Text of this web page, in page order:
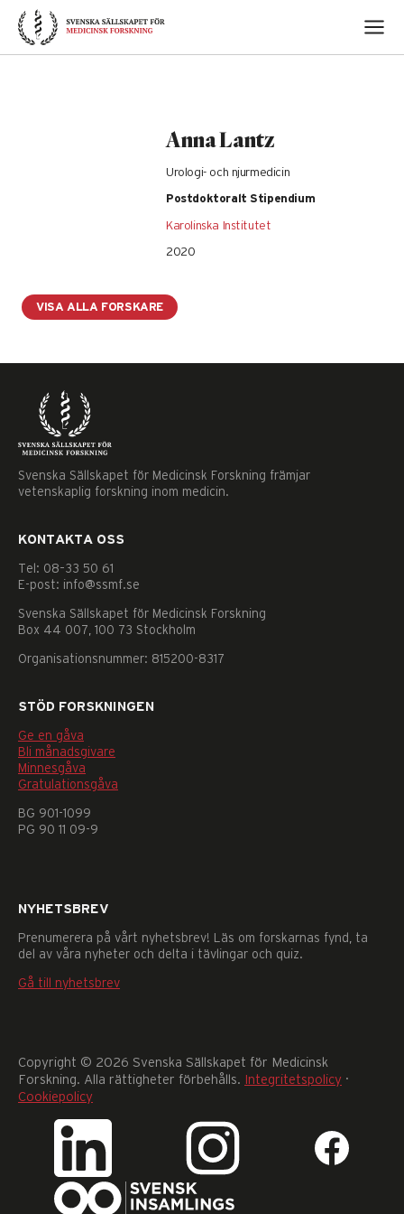
Skip
content
Anna Lantz
Urologi- och njurmedicin
Postdoktoralt Stipendium
Karolinska Institutet
2020
VISA ALLA FORSKARE
Svenska Sällskapet för Medicinsk Forskning främjar
vetenskaplig forskning inom medicin.
KONTAKTA OSS
Tel: 08–33 50 61
E-post: info@ssmf.se
Svenska Sällskapet för Medicinsk Forskning
Box 44 007, 100 73 Stockholm
Organisationsnummer: 815200-8317
STÖD FORSKNINGEN
Ge en gåva
Bli månadsgivare
Minnesgåva
Gratulationsgåva
BG 901-1099
PG 90 11 09-9
NYHETSBREV
Prenumerera på vårt nyhetsbrev! Läs om forskarnas fynd, ta
del av våra nyheter och delta i tävlingar och quiz.
Gå till nyhetsbrev
Copyright © 2026 Svenska Sällskapet för Medicinsk
Forskning. Alla rättigheter förbehålls. Integritetspolicy ·
Cookiepolicy
Nödvändiga
Dessa
kakor
går
De
behövs
för
hemsidan
ska
fungera.
Statistik
kunna
förbättra